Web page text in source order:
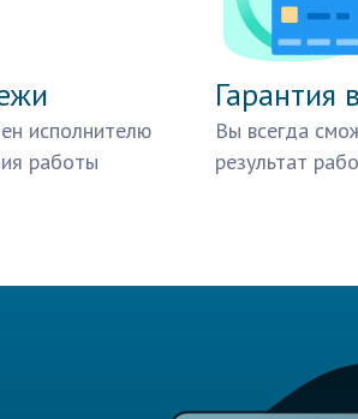
исполнителю
работы
Гарантия
Вы всегда
результат